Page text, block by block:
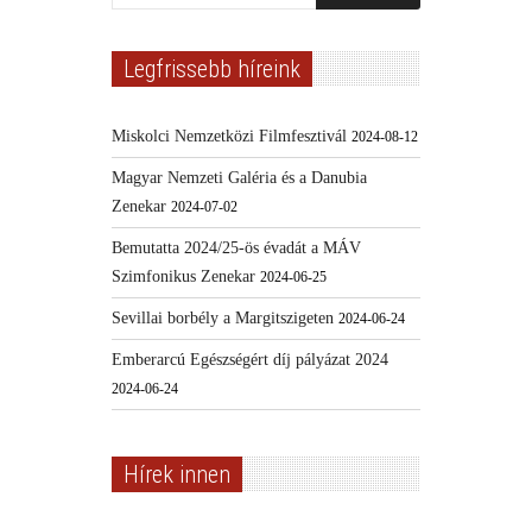
Legfrissebb híreink
Miskolci Nemzetközi Filmfesztivál 2024-08-12
Magyar Nemzeti Galéria és a Danubia
Zenekar 2024-07-02
Bemutatta 2024/25-ös évadát a MÁV
Szimfonikus Zenekar 2024-06-25
Sevillai borbély a Margitszigeten 2024-06-24
Emberarcú Egészségért díj pályázat 2024
2024-06-24
Hírek innen